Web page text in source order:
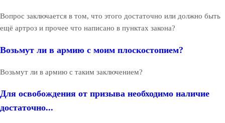
Вопрос заключается в том, что этого достаточно или должно быть
ещё артроз и прочее что написано в пунктах закона?
Возьмут ли в армию с моим плоскостопием?
Возьмут ли в армию с таким заключением?
Для освобождения от призыва необходимо наличие
достаточно...